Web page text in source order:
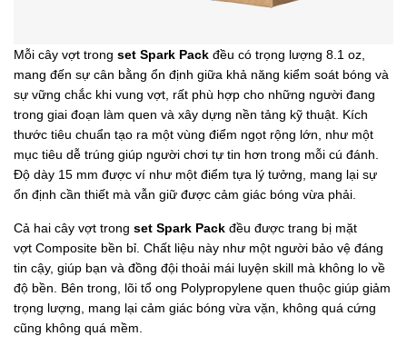
Mỗi cây vợt trong set Spark Pack đều có trọng lượng 8.1 oz,
mang đến sự cân bằng ổn định giữa khả năng kiểm soát bóng và
sự vững chắc khi vung vợt, rất phù hợp cho những người đang
trong giai đoạn làm quen và xây dựng nền tảng kỹ thuật. Kích
thước tiêu chuẩn tạo ra một vùng điểm ngọt rộng lớn, như một
mục tiêu dễ trúng giúp người chơi tự tin hơn trong mỗi cú đánh.
Độ dày 15 mm được ví như một điểm tựa lý tưởng, mang lại sự
ổn định cần thiết mà vẫn giữ được cảm giác bóng vừa phải.
Cả hai cây vợt trong set Spark Pack đều được trang bị mặt
vợt Composite bền bỉ. Chất liệu này như một người bảo vệ đáng
tin cậy, giúp bạn và đồng đội thoải mái luyện skill mà không lo về
độ bền. Bên trong, lõi tổ ong Polypropylene quen thuộc giúp giảm
trọng lượng, mang lại cảm giác bóng vừa vặn, không quá cứng
cũng không quá mềm.